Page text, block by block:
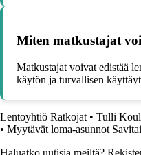
Miten matkustajat
Matkustajat voivat edistää
käytön ja turvallisen
Lentoyhtiö Ratkojat • Tulli
• Myytävät loma-asunnot
Haluatko uutisia meiltä?